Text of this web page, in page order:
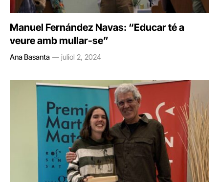
Manuel Fernández Navas: “Educar té a
veure amb mullar-se”
Ana Basanta juliol 2, 2024